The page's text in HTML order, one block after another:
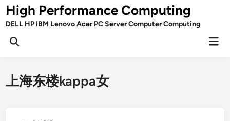
Skip
toHigh Performance Computing
DELL HP IBM Lenovo Acer PC Server Computer Computing
Open
上海东楼kappa女